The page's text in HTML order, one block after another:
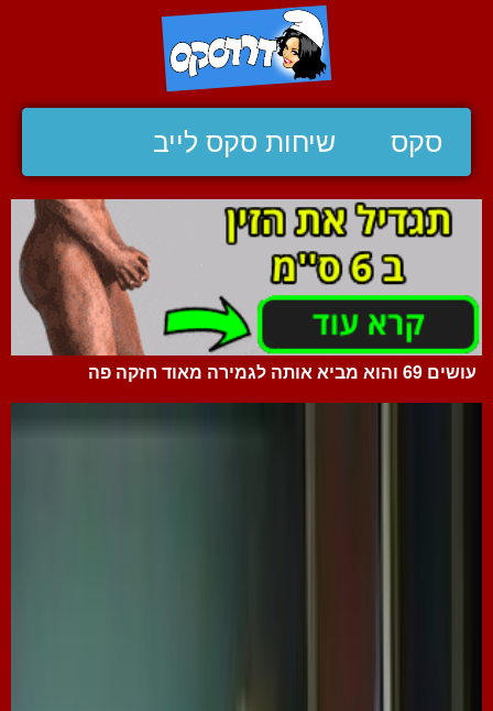
סקס שיחות סקס לייב
עושים 69 והוא מביא אותה לגמירה מאוד חזקה פה